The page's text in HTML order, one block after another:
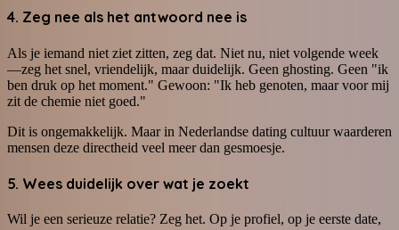
4. Zeg nee als het antwoord nee is
Als je iemand niet ziet zitten, zeg dat. Niet nu, niet volgende week
—zeg het snel, vriendelijk, maar duidelijk. Geen ghosting. Geen "ik
ben druk op het moment." Gewoon: "Ik heb genoten, maar voor mij
zit de chemie niet goed."
Dit is ongemakkelijk. Maar in Nederlandse dating cultuur waarderen
mensen deze directheid veel meer dan gesmoesje.
5. Wees duidelijk over wat je zoekt
Wil je een serieuze relatie? Zeg het. Op je profiel, op je eerste date,